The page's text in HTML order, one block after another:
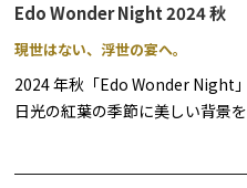
Edo Wonder Night 2024 秋
現世はない、浮世の宴へ。
2024 年秋「Edo Wonder Night
日光の紅葉の季節に美しい背景